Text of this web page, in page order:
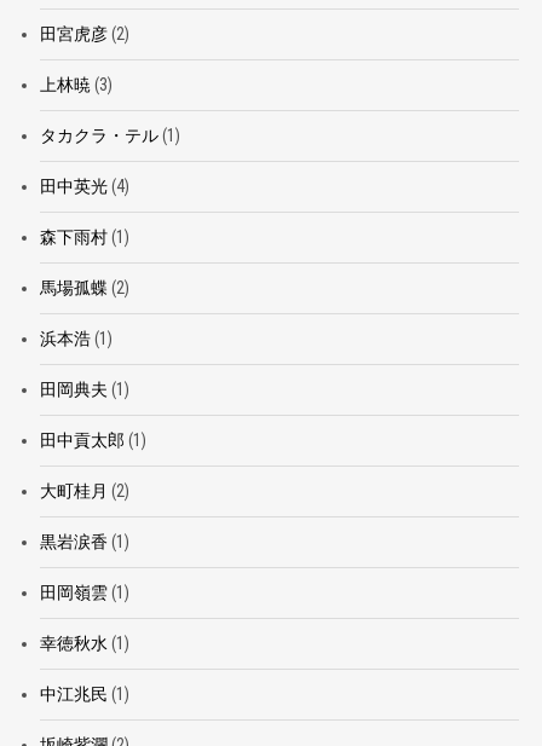
田宮虎彦(2)
上林暁 (3)
タカクラ・テル(1)
田中英光(4)
森下雨村(1)
馬場孤蝶 (2)
浜本浩(1)
田岡典夫 (1)
田中貢太郎 (1)
大町桂月 (2)
黒岩涙香(1)
田岡嶺雲(1)
幸徳秋水 (1)
中江兆民 (1)